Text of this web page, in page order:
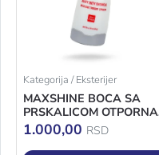
Kategorija / Eksterijer
MAXSHINE BOCA SA
PRSKALICOM OTPORNA
NA HEMIKALIJE 750ML
1.000,00 RSD